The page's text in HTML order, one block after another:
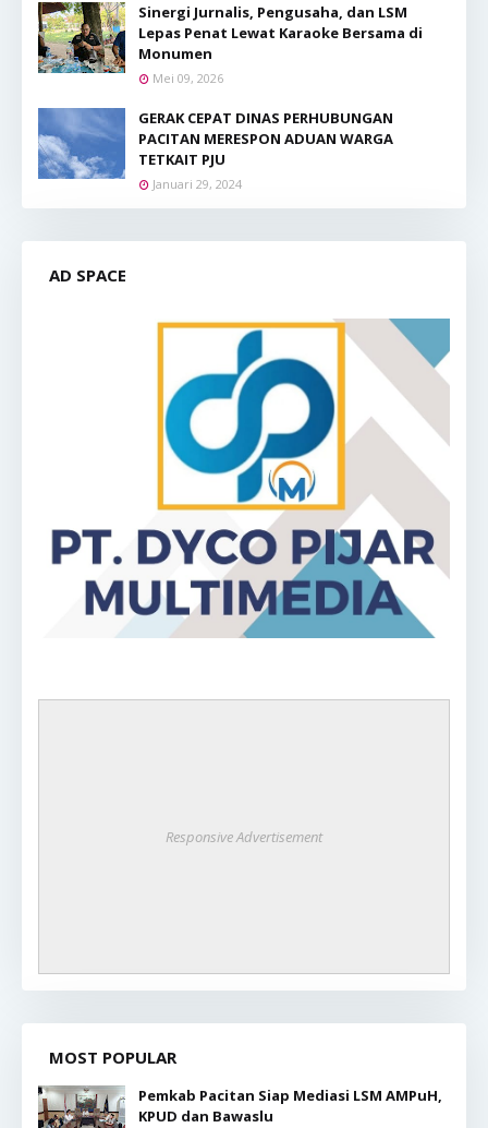
Sinergi Jurnalis, Pengusaha, dan LSM
Lepas Penat Lewat Karaoke Bersama di
Monumen
Mei 09, 2026
GERAK CEPAT DINAS PERHUBUNGAN
PACITAN MERESPON ADUAN WARGA
TETKAIT PJU
Januari 29, 2024
AD SPACE
Responsive Advertisement
MOST POPULAR
Pemkab Pacitan Siap Mediasi LSM AMPuH,
KPUD dan Bawaslu